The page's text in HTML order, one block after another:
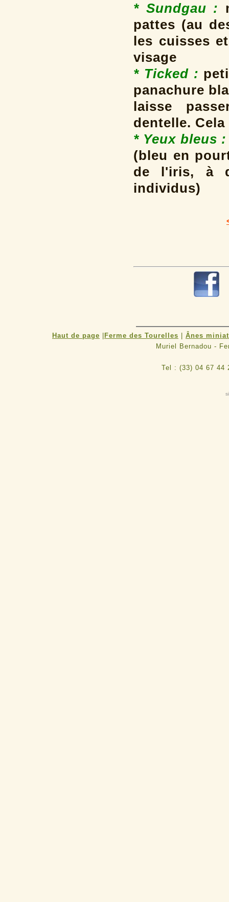
* Sundgau :
pattes (au
les cuisses
visage
* Ticked :
panachure
laisse
dentelle.
* Yeux bleus :
(bleu en
de l'iris, à
individus)
Haut de page Ferme des Tourelles
Ânes
Muriel Bernadou -
Tel : (33) 04 67 44